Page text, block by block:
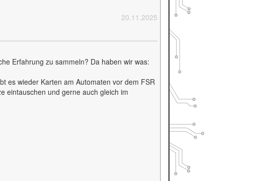
20.11.2025
Erfahrung zu sammeln? Da haben wir was:
es wieder Karten am Automaten vor dem FSR
eintauschen und gerne auch gleich im